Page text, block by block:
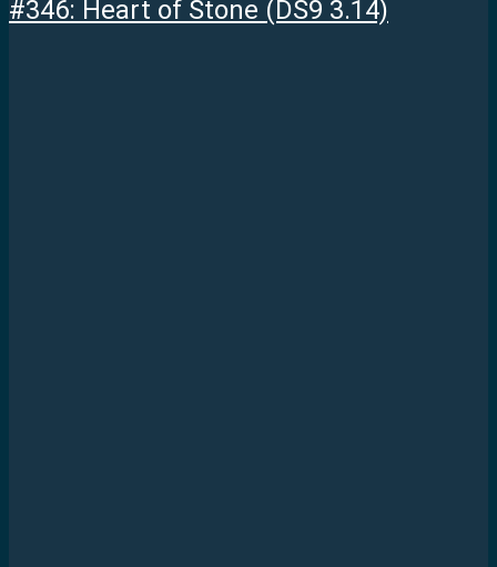
#346: Heart of Stone (DS9 3.14)